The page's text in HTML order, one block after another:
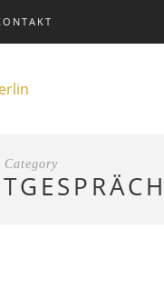
Category